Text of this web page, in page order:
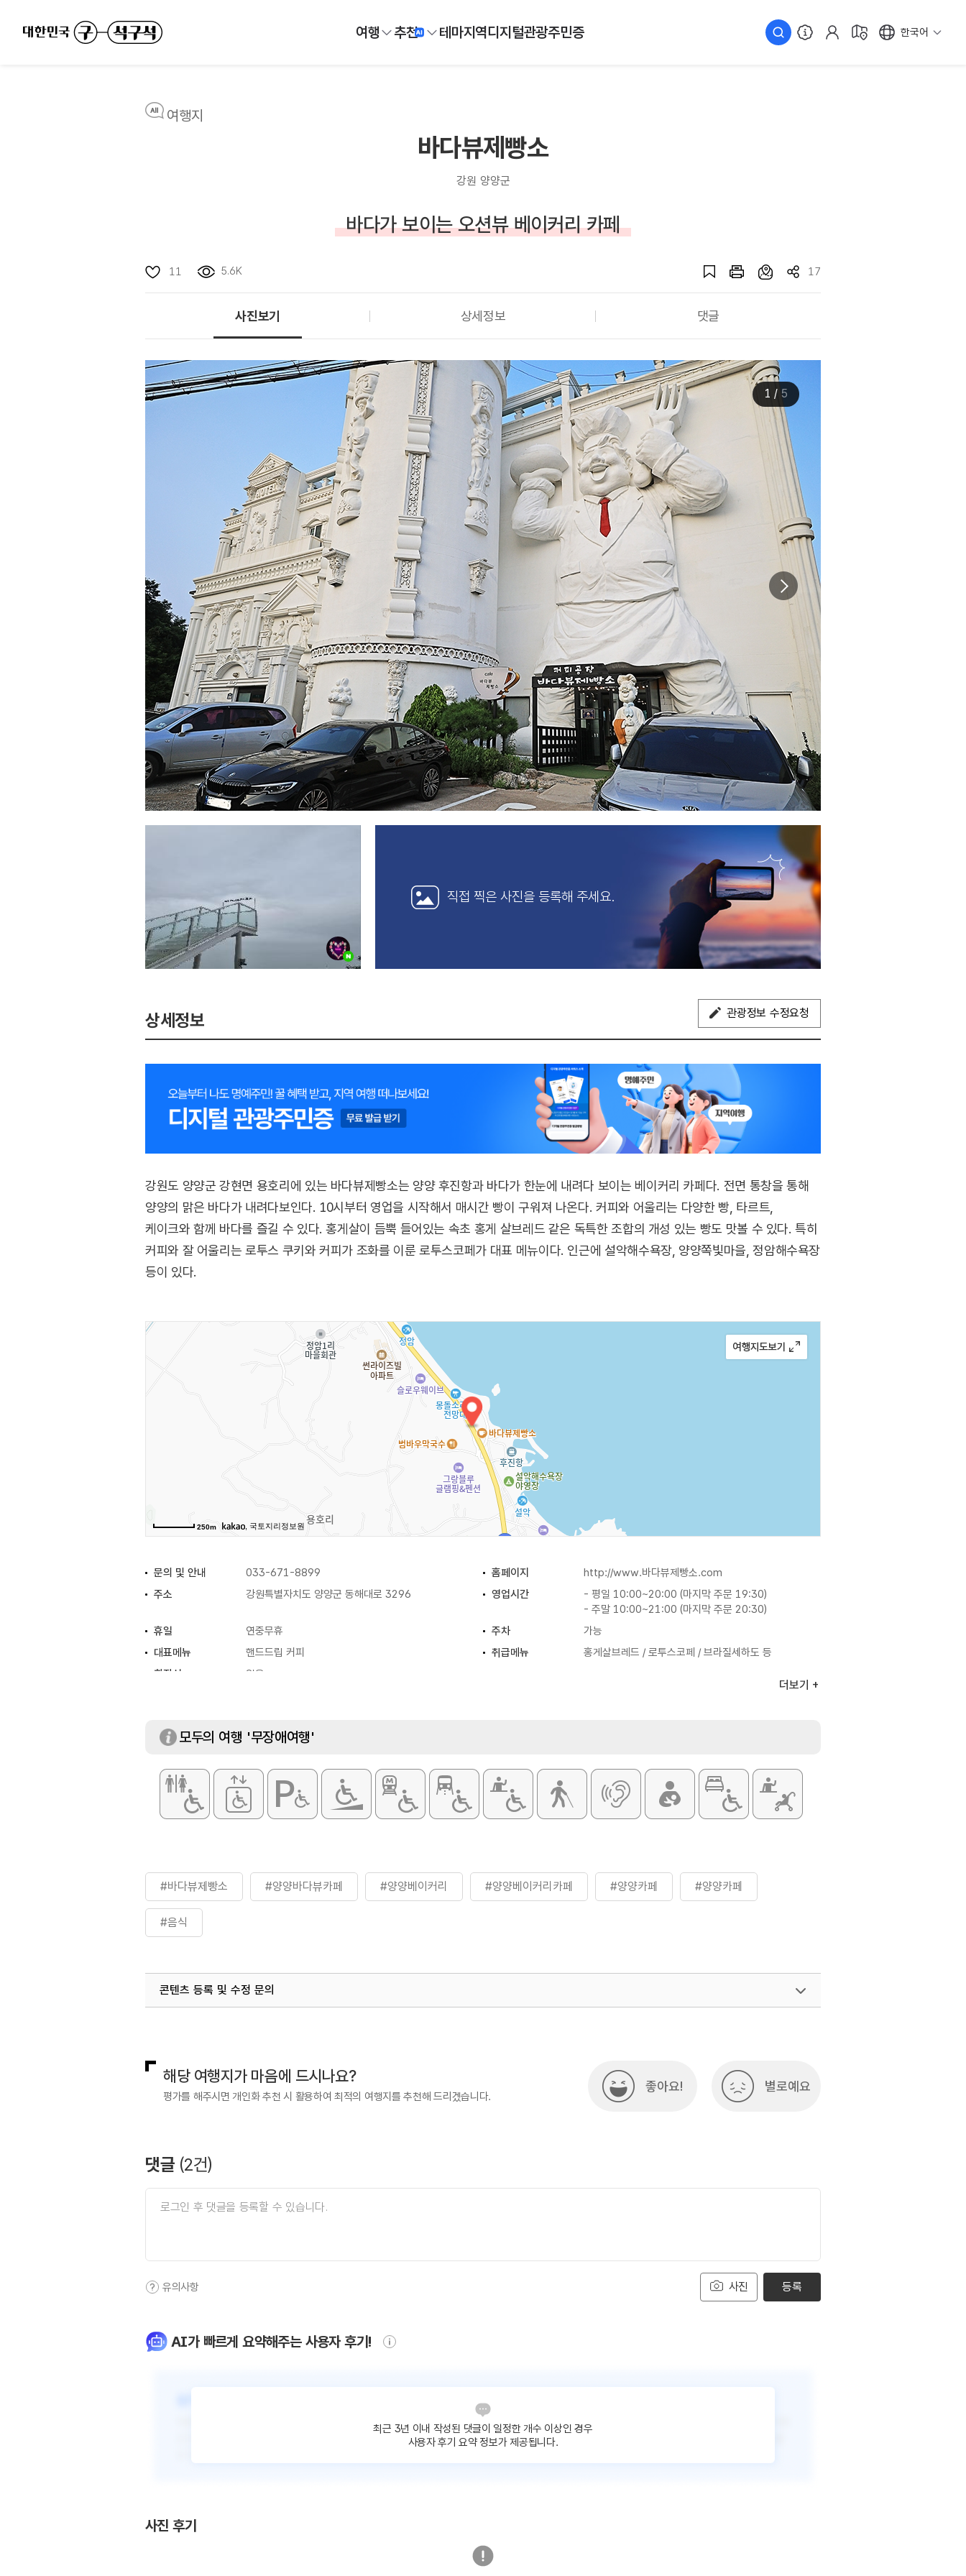
여행 추천 테마지역디지털관광주민증 한국어
여행지
바다뷰제빵소
강원 양양군
바다가 보이는 오션뷰 베이커리 카페
11 5.6K 17
사진보기 상세정보 댓글
1 / 5
직접 찍은 사진을등록해 주세요.
상세정보 관광정보 수정요청
강원도 양양군 강현면 용호리에 있는 바다뷰제빵소는 양양 후진항과 바다가 한눈에 내려다 보이는 베이커리 카페다. 전면 통창을 통해
양양의 맑은 바다가 내려다보인다. 10시부터 영업을 시작해서 매시간 빵이 구워져 나온다. 커피와 어울리는 다양한 빵, 타르트,
케이크와 함께 바다를 즐길 수 있다. 홍게살이 듬뿍 들어있는 속초 홍게 살브레드 같은 독특한 조합의 개성 있는 빵도 맛볼 수 있다. 특히
커피와 잘 어울리는 로투스 쿠키와 커피가 조화를 이룬 로투스코페가 대표 메뉴이다. 인근에 설악해수욕장, 양양쪽빛마을, 정암해수욕장
등이 있다.
250m , 국토지리정보원
문의 및 안내 033-671-8899 홈페이지
http://www.바다뷰제빵소.com
주소
강원특별자치도 양양군 동해대로 3296 영업시간
- 평일 10:00~20:00 (마지막 주문 19:30)
- 주말 10:00~21:00 (마지막 주문 20:30)
휴일
연중무휴 주차
가능
대표메뉴
핸드드립 커피 취급메뉴
홍게살브레드 / 로투스코페 / 브라질세하도 등
화장실
있음
더보기
모두의 여행 '무장애여행'
#바다뷰제빵소 #양양바다뷰카페 #양양베이커리 #양양베이커리카페 #양양카페 #양양카페
#음식
콘텐츠 등록 및 수정 문의
해당 여행지가 마음에 드시나요?
평가를 해주시면 개인화 추천 시 활용하여 최적의 여행지를 추천해 드리겠습니다.
좋아요! 별로예요
댓글 (2건)
사진
유의사항 등록
AI가 빠르게 요약해주는 사용자 후기!
최근 3년 이내 작성된 댓글이 일정한 개수 이상인 경우
사용자 후기 요약 정보가 제공됩니다.
사진 후기